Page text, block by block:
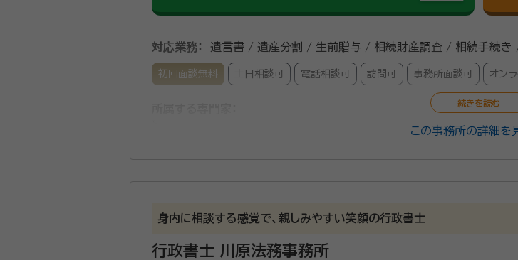
対応業務： 遺言書 / 遺産分割 / 生前贈与 / 相続財産調査 / 相続手続
初回面談無料 土日相談可 電話相談可 訪問可 事務所面談可 オン
いことがありましたらお気軽にお問合せ頂けると幸いです。
資格等：行政書士
この事務所の詳細を
身内に相談する感覚で、親しみやすい笑顔の行政書士
行政書士 川原法務事務所